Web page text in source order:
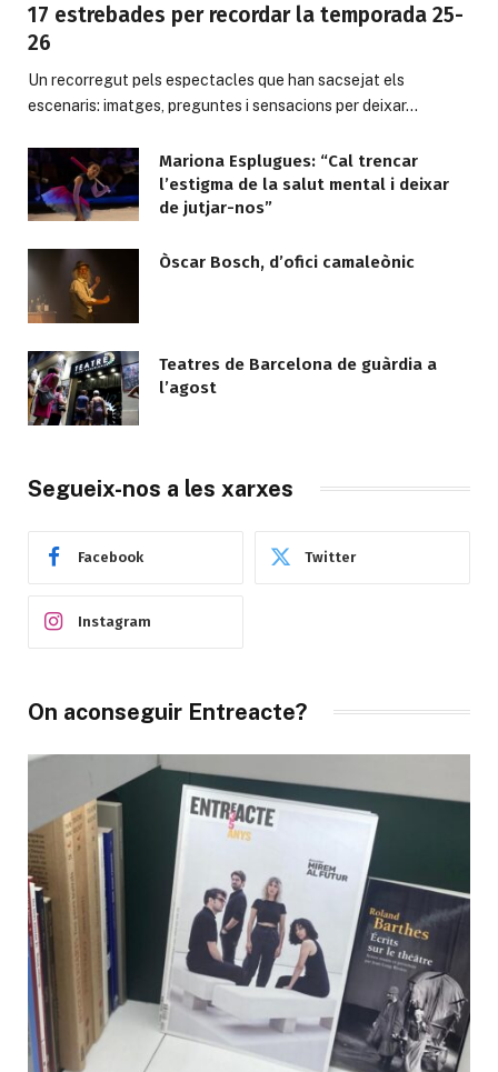
17 estrebades per recordar la temporada 25-
26
Un recorregut pels espectacles que han sacsejat els
escenaris: imatges, preguntes i sensacions per deixar…
Mariona Esplugues: “Cal trencar
l’estigma de la salut mental i deixar
de jutjar-nos”
Òscar Bosch, d’ofici camaleònic
Teatres de Barcelona de guàrdia a
l’agost
Segueix-nos a les xarxes
Facebook Twitter
Instagram
On aconseguir Entreacte?